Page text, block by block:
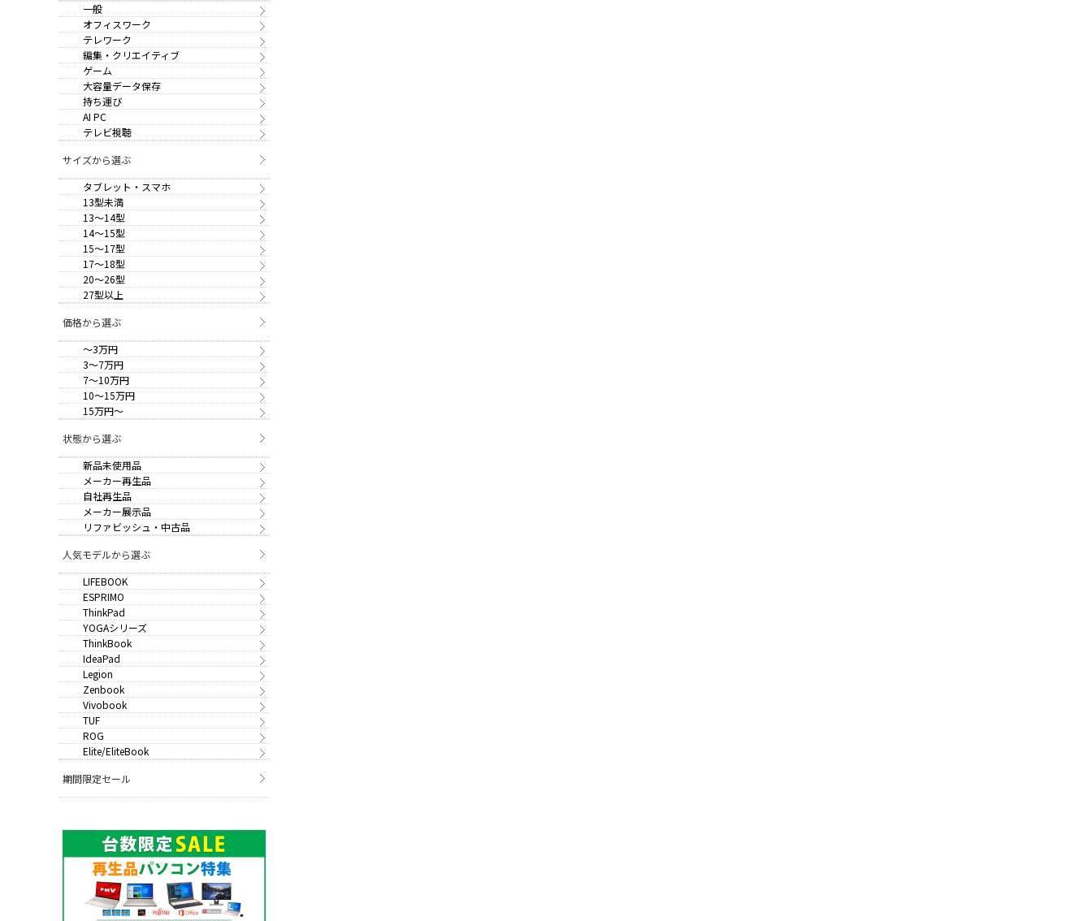
一般
オフィスワーク
テレワーク
編集・クリエイティブ
ゲーム
大容量データ保存
持ち運び
AI PC
テレビ視聴
サイズから選ぶ
タブレット・スマホ
13型未満
13～14型
14～15型
15～17型
17～18型
20～26型
27型以上
価格から選ぶ
～3万円
3～7万円
7～10万円
10～15万円
15万円～
状態から選ぶ
新品未使用品
メーカー再生品
自社再生品
メーカー展示品
リファビッシュ・中古品
人気モデルから選ぶ
LIFEBOOK
ESPRIMO
ThinkPad
YOGAシリーズ
ThinkBook
IdeaPad
Legion
Zenbook
Vivobook
TUF
ROG
Elite/EliteBook
期間限定セール